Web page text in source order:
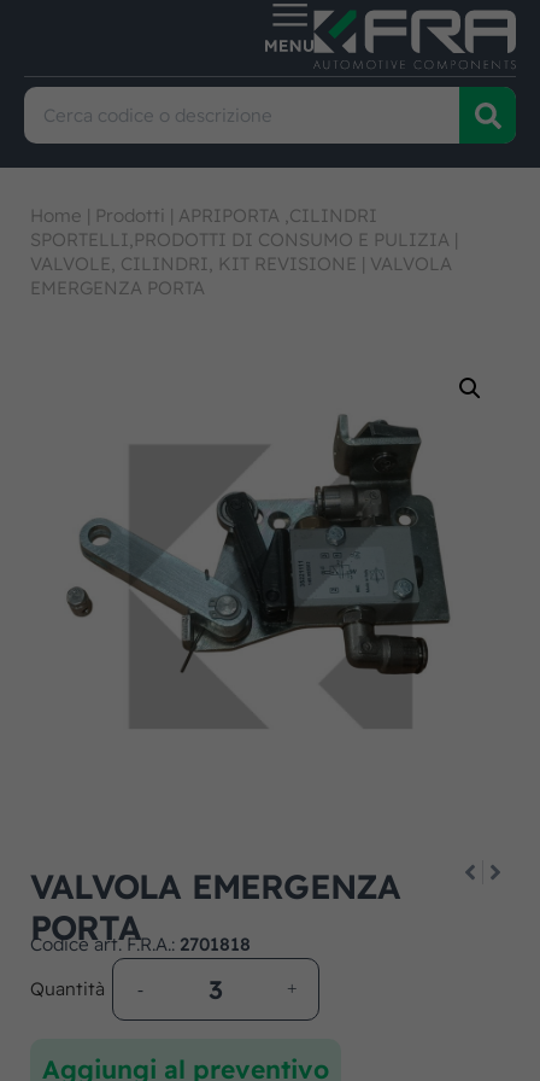
Home | Prodotti | APRIPORTA ,CILINDRI
SPORTELLI,PRODOTTI DI CONSUMO E PULIZIA |
VALVOLE, CILINDRI, KIT REVISIONE | VALVOLA
EMERGENZA PORTA
VALVOLA EMERGENZA
PORTA
Codice art. F.R.A.: 2701818
Quantità
Aggiungi al preventivo